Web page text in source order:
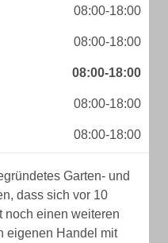
08:00-18:00
08:00-18:00
08:00-18:00
08:00-18:00
08:00-18:00
Garten- und
dass sich vor 10
noch einen weiteren
eigenen Handel mit